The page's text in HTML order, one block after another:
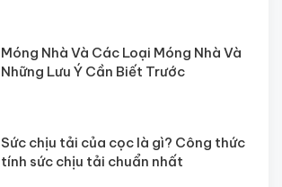
Móng Nhà Và Các Loại Móng Nhà Và
Những Lưu Ý Cần Biết Trước
Sức chịu tải của cọc là gì? Công thức
tính sức chịu tải chuẩn nhất